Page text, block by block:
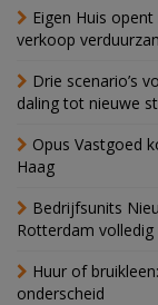
Eigen Huis
verkoop
Drie scenario’s
daling tot nieuwe
Opus Vastgoed
Haag
Bedrijfsunits
Rotterdam volledig
Huur of
onderscheid